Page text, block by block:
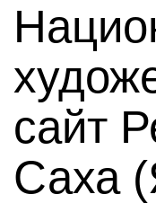
сайт
Саха